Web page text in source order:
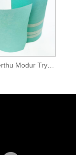
Cyfanwerthu Modur Trydanol 6641 Papur Inswleiddio DMD